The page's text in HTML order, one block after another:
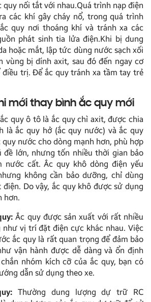
quy nối tắt với nhau.Quá trình nạp điện
các khí gây cháy nổ, trong quá trình
quy nơi thoáng khí và tránh xa các
phát sinh tia lửa điện.Khi bị dung
hoặc mắt, lập tức dùng nước sạch xối
vùng bị dính axit, sau đó đến ngay cơ
điều trị. Để ắc quy tránh xa tầm tay trẻ
mới thay bình ắc quy mới
quy ô tô là ắc quy chì axit, được chia
là ắc quy hở (ắc quy nước) và ắc quy
quy nước cho dòng mạnh hơn, phù hợp
đề lớn, nhưng tốn nhiều thời gian bảo
nước cất. Ắc quy khô dòng điện yếu
không cần bảo dưỡng, chỉ dùng
Do vậy, ắc quy khô được sử dụng
hơn.
Ắc quy được sản xuất với rất nhiều
vị trí đặt điện cực khác nhau. Việc
ắc quy là rất quan trọng để đảm bảo
vận hành được dễ dàng và ổn định
nhóm kích cỡ của ắc quy, bạn có
dẫn sử dụng theo xe.
Thường dung lượng dự trữ RC